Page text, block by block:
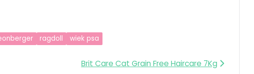
ragdoll wiek psa
Brit Care Cat Grain Free Haircare 7Kg